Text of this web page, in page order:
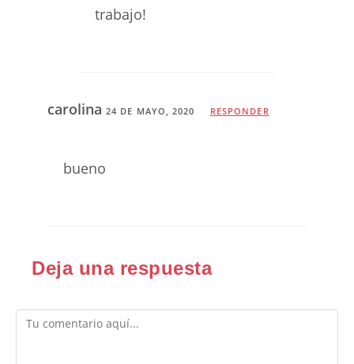
trabajo!
carolina 24 DE MAYO, 2020 RESPONDER
bueno
Deja una respuesta
Comentario